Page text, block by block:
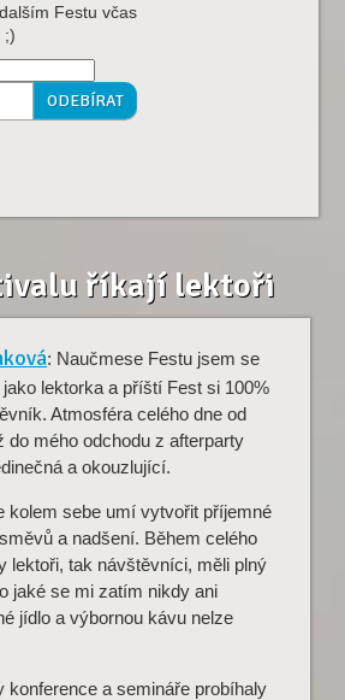
Festu včas
;)
říkají lektoři
: Naučmese Festu jsem se
lektorka a příští Fest si 100%
Atmosféra celého dne od
do mého odchodu z afterparty
a okouzlující.
kolem sebe umí vytvořit příjemné
a nadšení. Během celého
lektoři, tak návštěvníci, měli plný
jaké se mi zatím nikdy ani
jídlo a výbornou kávu nelze
konference a semináře probíhaly